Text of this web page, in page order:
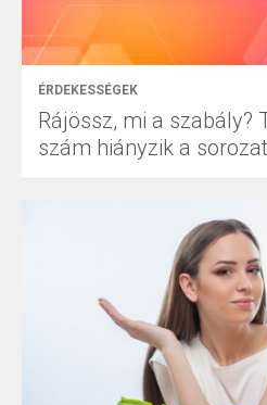
ÉRDEKESSÉGEK
Rájössz, mi a szabály?
szám hiányzik a